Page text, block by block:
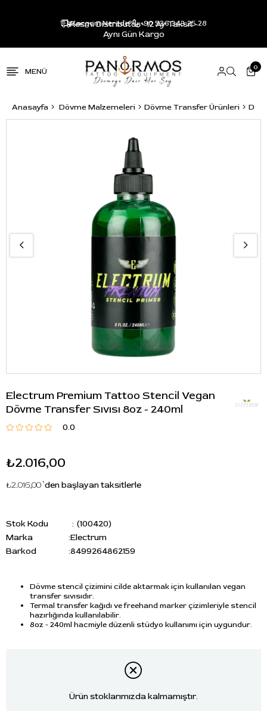
Resmi Distribütör - 12 Ay Taksit -
Aynı Gün Kargo
Kargom Nerede? +90 536 343 25 28
0
Anasayfa Dövme Malzemeleri Dövme Transfer Ürünleri
Electrum Premium Tattoo Stencil Vegan
Dövme Transfer Sıvısı 8oz - 240ml
0.0
₺2.016,00
₺2.016,00`den başlayan taksitlerle
Stok Kodu
(100420)
Marka
:Electrum
Barkod
:8499264862159
Dövme stencil çizimini cilde aktarmak için kullanılan vegan
transfer sıvısıdır.
Termal transfer kağıdı ve freehand marker çizimleriyle stencil
hazırlığında kullanılabilir.
8oz - 240ml hacmiyle düzenli stüdyo kullanımı için uygundur.
Ürün stoklarımızda kalmamıştır.